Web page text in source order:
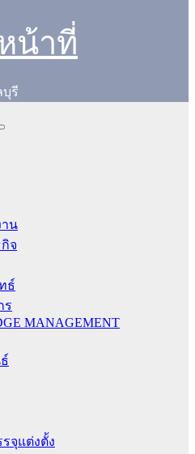
น้าที่
รี
าน
จ
ธ์
ร
MANAGEMENT
จุแต่งตั้ง